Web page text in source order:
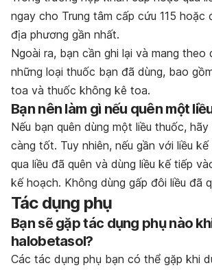
ngay cho Trung tâm cấp cứu 115 hoặc
địa phương gần nhất.
Ngoài ra, bạn cần ghi lại và mang theo
những loại thuốc bạn đã dùng, bao
toa và thuốc không kê toa.
Bạn nên làm gì nếu quên một
Nếu bạn quên dùng một liều thuốc,
càng tốt. Tuy nhiên, nếu gần với liều
qua liều đã quên và dùng liều kế tiếp
kế hoạch. Không dùng gấp đôi liều đã
Tác dụng phụ
Bạn sẽ gặp tác dụng phụ nào
halobetasol?
Các tác dụng phụ bạn có thể gặp khi